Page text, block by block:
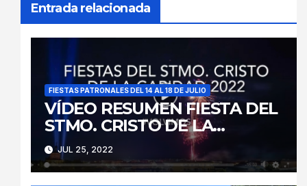
Entrada relacionada
FIESTAS PATRONALES DEL 14 AL 18 DE JULIO
VÍDEO RESUMEN FIESTA DEL
STMO. CRISTO DE LA
CARIDAD 2022
JUL 25, 2022